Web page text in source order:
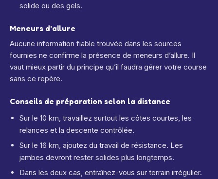
solide ou des gels.
Meneurs d’allure
Aucune information fiable trouvée dans les sources
fournies ne confirme la présence de meneurs d’allure. Il
vaut mieux partir du principe qu’il faudra gérer votre course
sans ce repère.
Conseils de préparation selon la distance
Sur le 10 km, travaillez surtout les côtes courtes, les
relances et la descente contrôlée.
Sur le 16 km, ajoutez du travail de résistance. Les
jambes devront rester solides plus longtemps.
Dans les deux cas, entraînez-vous sur terrain irrégulier.